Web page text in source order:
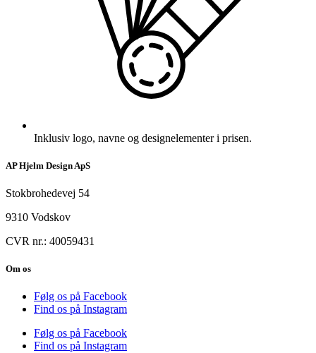
Inklusiv logo, navne og designelementer i prisen.
AP Hjelm Design ApS
Stokbrohedevej 54
9310 Vodskov
CVR nr.: 40059431
Om os
Følg os på Facebook
Find os på Instagram
Følg os på Facebook
Find os på Instagram